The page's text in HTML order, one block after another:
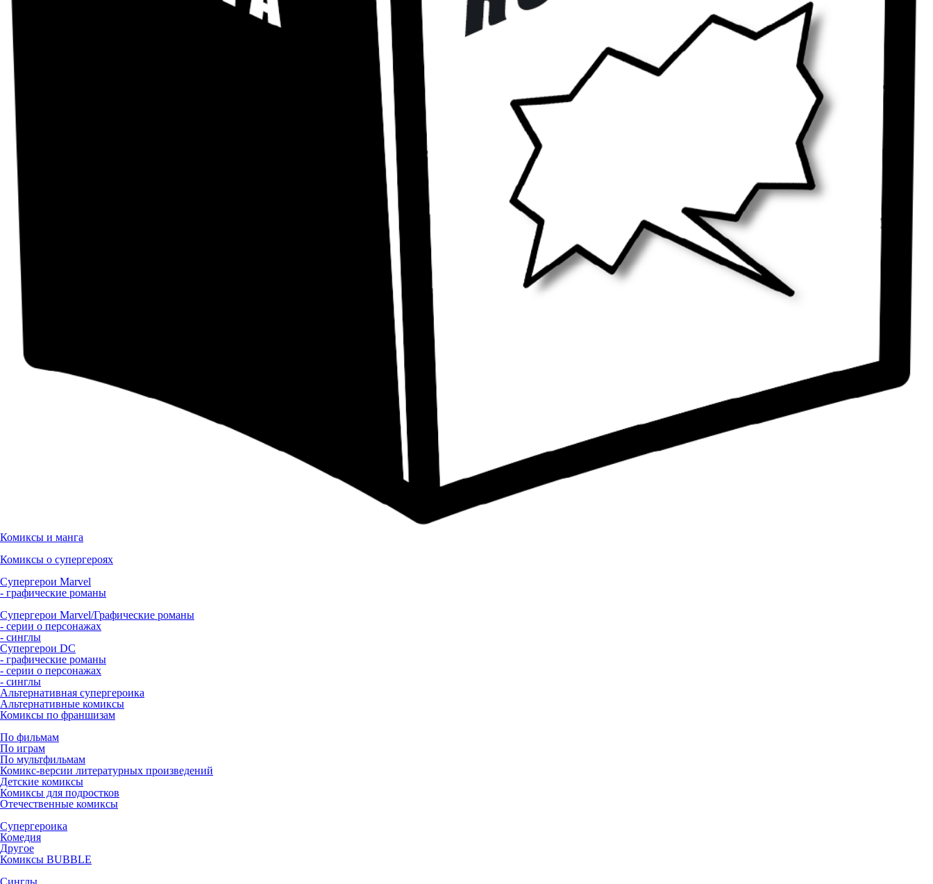
Комиксы и манга
Комиксы о супергероях
Супергерои Marvel
- графические романы
Супергерои Marvel/Графические романы
- серии о персонажах
- синглы
Супергерои DC
- графические романы
- серии о персонажах
- синглы
Альтернативная супергероика
Альтернативные комиксы
Комиксы по франшизам
По фильмам
По играм
По мультфильмам
Комикс-версии литературных произведений
Детские комиксы
Комиксы для подростков
Отечественные комиксы
Супергероика
Комедия
Другое
Комиксы BUBBLE
Синглы